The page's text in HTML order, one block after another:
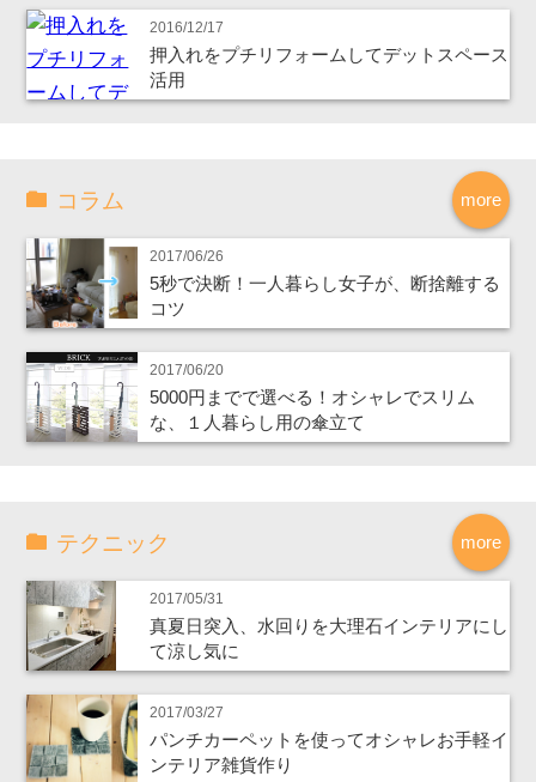
2016/12/17
押入れをプチリフォームしてデットスペース
活用
more
コラム
2017/06/26
5秒で決断！一人暮らし女子が、断捨離する
コツ
2017/06/20
5000円までで選べる！オシャレでスリム
な、１人暮らし用の傘立て
more
テクニック
2017/05/31
真夏日突入、水回りを大理石インテリアにし
て涼し気に
2017/03/27
パンチカーペットを使ってオシャレお手軽イ
ンテリア雑貨作り